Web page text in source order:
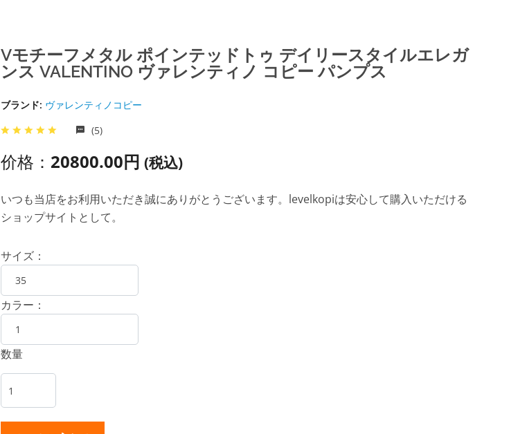
Vモチーフメタル ポインテッドトゥ デイリースタイルエレガ
ンス VALENTINO ヴァレンティノ コピー パンプス
ブランド: ヴァレンティノコピー
(5)
价格： 20800.00円 (税込)
いつも当店をお利用いただき誠にありがとうございます。levelkopiは安心して購入いただける
ショップサイトとして。
サイズ：
カラー：
数量